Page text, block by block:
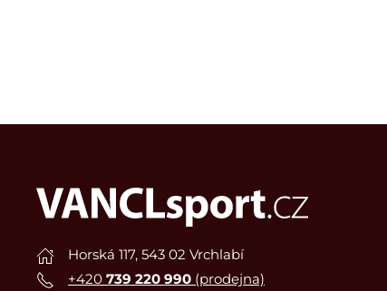
Horská 117, 543 02 Vrchlabí
+420 739 220 990 (prodejna)